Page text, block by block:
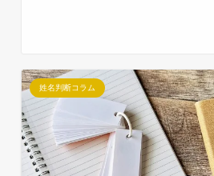
姓名判断コラム